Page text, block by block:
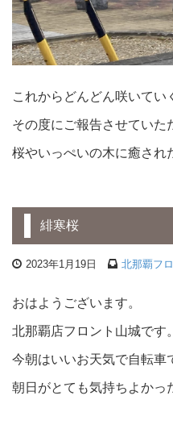
これからどんどん咲いてい
その度にご報告させていた
桜やいっぺいの木に癒され
緋寒桜
2023年1月19日 北那覇フ
おはようございます。
北那覇店フロント山城です。
今朝はいいお天気で自転車
朝日がとても気持ちよかっ